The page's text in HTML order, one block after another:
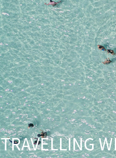
TRAVELLING